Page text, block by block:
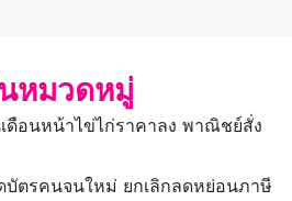
หมวดหมู่
ดือนหน้าไข่ไก่ราคาลง พาณิชย์สั่ง
บัตรคนจนใหม่ ยกเลิกลดหย่อนภาษี